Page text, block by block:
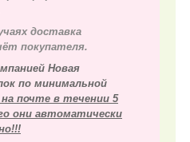
доставка
покупателя.
Новая
по минимальной
почте в течении 5
они автоматически